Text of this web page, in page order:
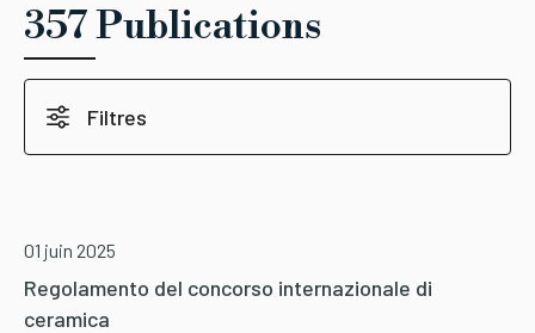
CAROUGE SE CONSTRUIT
357 Publications
Filtres
Regolamento del concorso internazionale di
ceramica
01 juin 2025